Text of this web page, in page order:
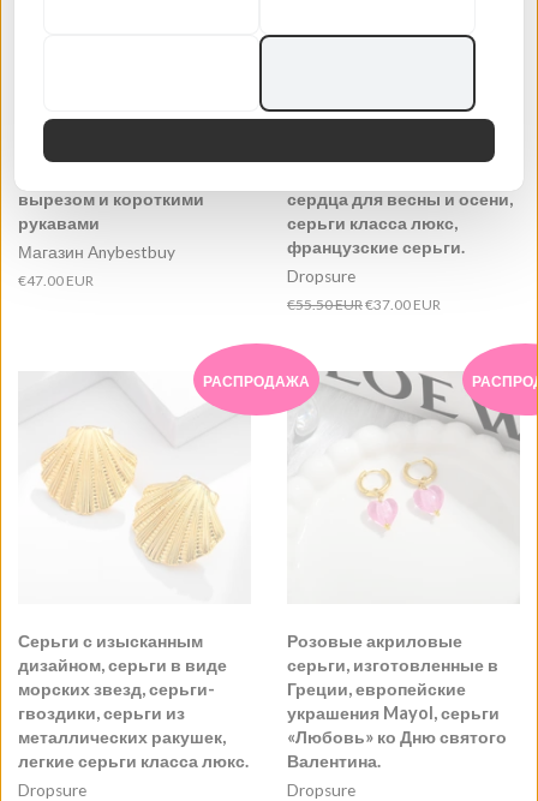
Персонализированная
повседневная удобная
вырезом и короткими
рукавами
Магазин Anybestbuy
Обычная
€47.00 EUR
Серьги в стиле ретро от
сердца для весны и осени,
серьги класса люкс,
французские серьги.
Dropsure
Обычная
€55.50 EURЦена
€37.00 EUR
РАСПРОДАЖА
Серьги с изысканным
дизайном, серьги в виде
морских звезд, серьги-
гвоздики, серьги из
металлических ракушек,
легкие серьги класса люкс.
Dropsure
Розовые акриловые
серьги, изготовленные в
Греции, европейские
украшения Mayol, серьги
«Любовь» ко Дню святого
Валентина.
Dropsure